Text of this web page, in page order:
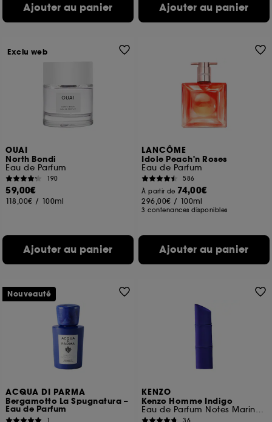
Ajouter au panier Ajouter au panier
OUAI
North Bondi
Eau de Parfum
190
59,00€
118,00€ / 100ml
Ajouter au panier
Exclu web
LANCÔME
Idole Peach'n Roses
Eau de Parfum
586
À partir de 74,00€
296,00€ / 100ml
3 contenances disponibles
Ajouter au panier
ACQUA DI PARMA
Bergamotto La Spugnatura –
Eau de Parfum
1
Nouveauté
KENZO
Kenzo Homme Indigo
Eau de Parfum Notes Marines Florales
36